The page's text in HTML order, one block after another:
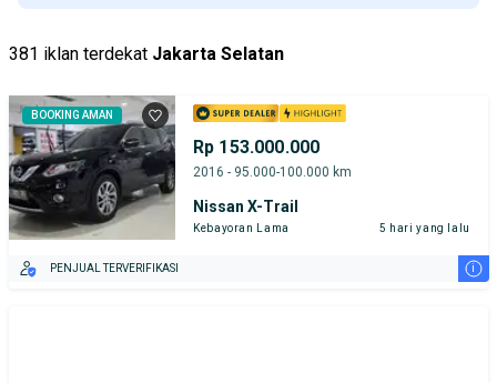
381 iklan terdekat Jakarta Selatan
BOOKING AMAN
Rp 153.000.000
2016 - 95.000-100.000 km
Nissan X-Trail
Kebayoran Lama 5 hari yang lalu
PENJUAL TERVERIFIKASI i